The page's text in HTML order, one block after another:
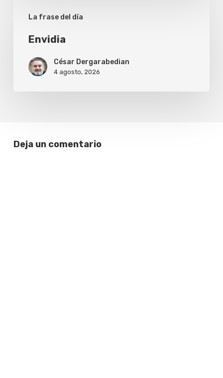
La frase del día
Envidia
César Dergarabedian
4 agosto, 2026
Deja un comentario